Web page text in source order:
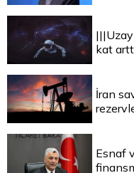
kat
İran
Esnaf